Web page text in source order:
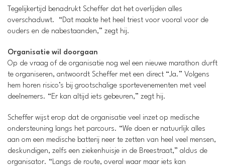
Tegelijkertijd benadrukt Scheffer dat het overlijden alles
overschaduwt. “Dat maakte het heel triest voor vooral voor de
ouders en de nabestaanden,” zegt hij.
Organisatie wil doorgaan
Op de vraag of de organisatie nog wel een nieuwe marathon durft
te organiseren, antwoordt Scheffer met een direct “Ja.” Volgens
hem horen risico’s bij grootschalige sportevenementen met veel
deelnemers. “Er kan altijd iets gebeuren,” zegt hij.
Scheffer wijst erop dat de organisatie veel inzet op medische
ondersteuning langs het parcours. “We doen er natuurlijk alles
aan om een medische batterij neer te zetten van heel veel mensen,
deskundigen, zelfs een ziekenhuisje in de Breestraat,” aldus de
organisator. “Langs de route, overal waar maar iets kan